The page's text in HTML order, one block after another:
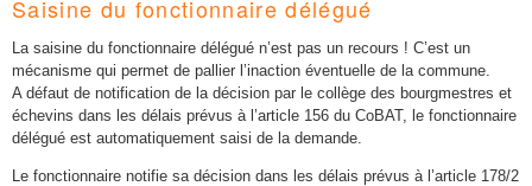
Saisine du fonctionnaire délégué
La saisine du fonctionnaire délégué n’est pas un recours ! C’est un
mécanisme qui permet de pallier l’inaction éventuelle de la commune.
A défaut de notification de la décision par le collège des bourgmestres et
échevins dans les délais prévus à l’article 156 du CoBAT, le fonctionnaire
délégué est automatiquement saisi de la demande.
Le fonctionnaire notifie sa décision dans les délais prévus à l’article 178/2